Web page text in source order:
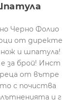
Черно Фолио
от директе
нож и шпатула!
за брой! Инст
от вътре
с почиства
и г